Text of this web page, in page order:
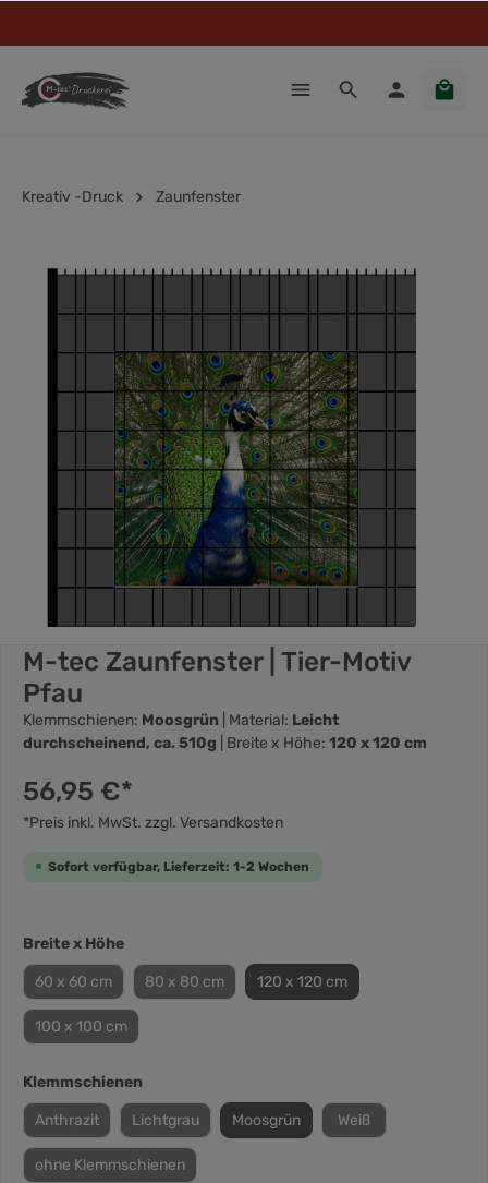
Kreativ -Druck Zaunfenster
M-tec Zaunfenster | Tier-Motiv
Pfau
Klemmschienen: Moosgrün | Material: Leicht
durchscheinend, ca. 510g
| Breite x Höhe: 120 x 120 cm
56,95 €*
*Preis inkl. MwSt. zzgl. Versandkosten
Sofort verfügbar, Lieferzeit: 1-2 Wochen
Breite x Höhe
60 x 60 cm 80 x 80 cm 120 x 120 cm
100 x 100 cm
Klemmschienen
Anthrazit Lichtgrau Moosgrün Weiß
ohne Klemmschienen